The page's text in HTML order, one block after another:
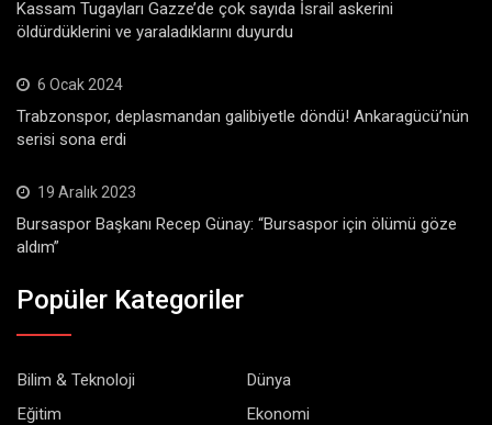
Kassam Tugayları Gazze’de çok sayıda İsrail askerini
öldürdüklerini ve yaraladıklarını duyurdu
6 Ocak 2024
Trabzonspor, deplasmandan galibiyetle döndü! Ankaragücü’nün
serisi sona erdi
19 Aralık 2023
Bursaspor Başkanı Recep Günay: “Bursaspor için ölümü göze
aldım”
Popüler Kategoriler
Bilim & Teknoloji
Dünya
Eğitim
Ekonomi